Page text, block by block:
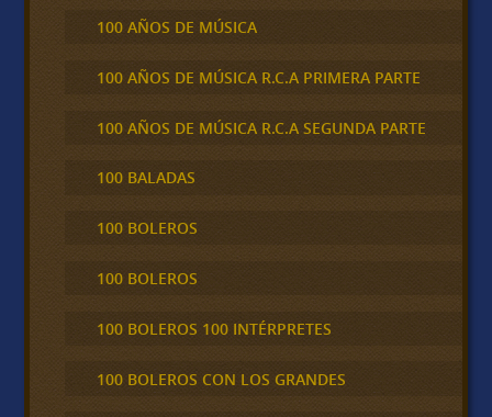
100 AÑOS DE MÚSICA
100 AÑOS DE MÚSICA R.C.A PRIMERA PARTE
100 AÑOS DE MÚSICA R.C.A SEGUNDA PARTE
100 BALADAS
100 BOLEROS
100 BOLEROS
100 BOLEROS 100 INTÉRPRETES
100 BOLEROS CON LOS GRANDES